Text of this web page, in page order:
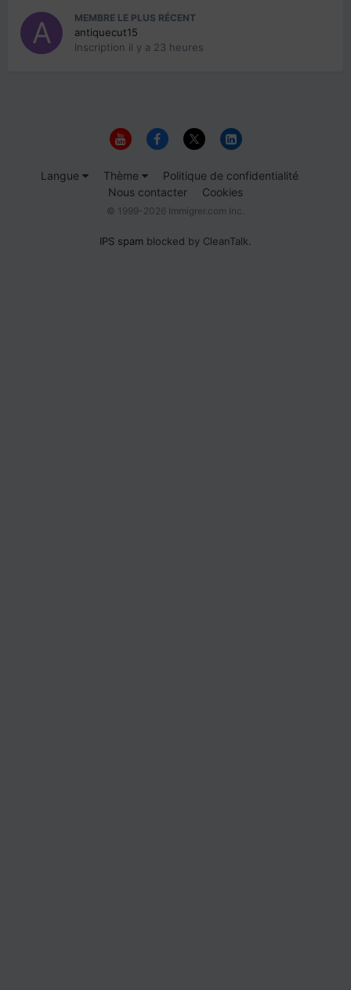
MEMBRE LE PLUS RÉCENT
antiquecut15
Inscription il y a 23 heures
Langue Thème
Politique de confidentialité
Nous contacter
Cookies
© 1999-2026 Immigrer.com Inc.
IPS spam blocked by CleanTalk.